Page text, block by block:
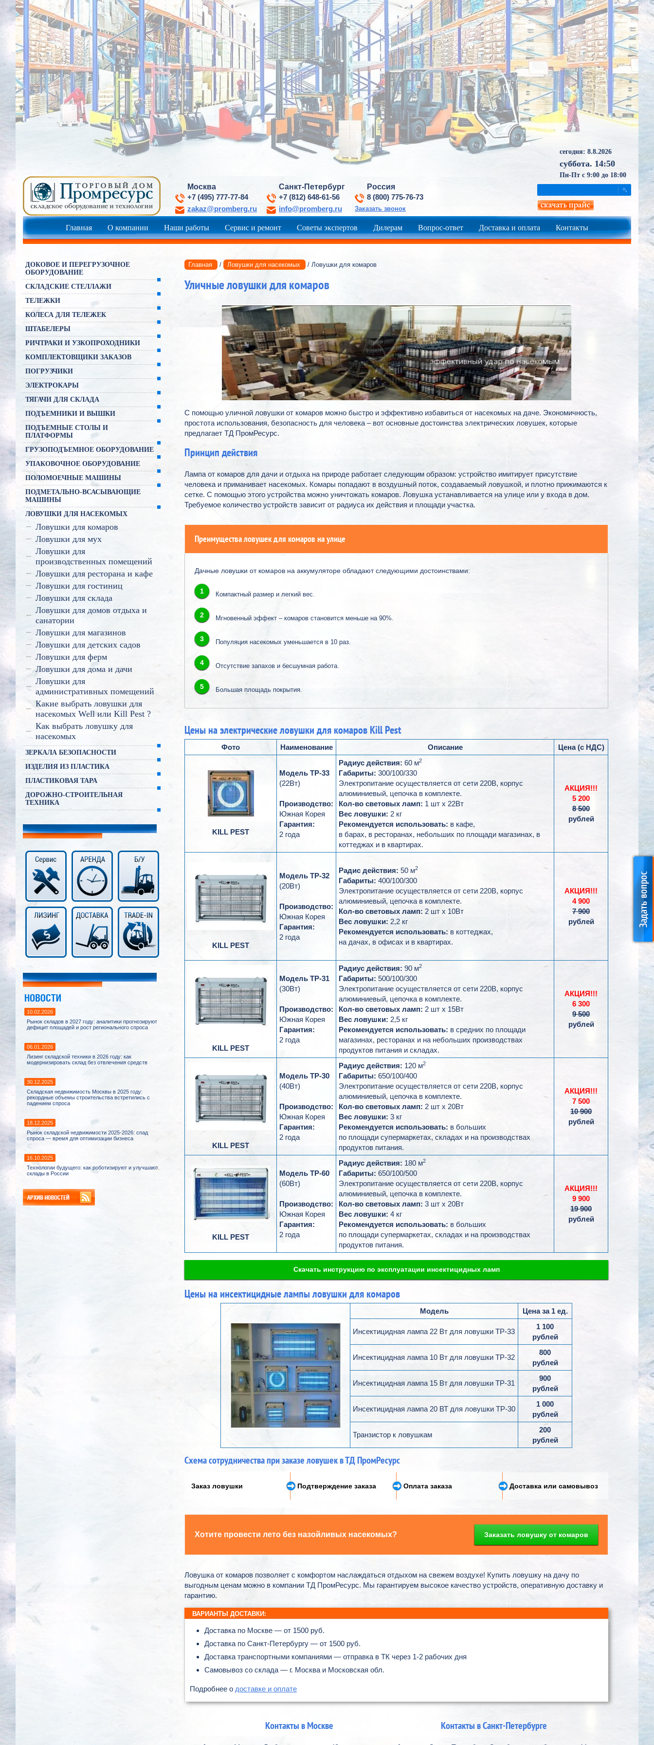
Москва
+7 (495) 777-77-84
zakaz@promberg.ru
Санкт-Петербург
+7 (812) 648-61-56
info@promberg.ru
Россия
8 (800) 775-76-73
Заказать звонок
сегодня: 8.8.2026
суббота. 14:50
Пн-Пт с 9:00 до 18:00
Главная О компании Наши работы Сервис и ремонт Советы экспертов Дилерам Вопрос-ответ Доставка и оплата Контакты
ДОКОВОЕ И ПЕРЕГРУЗОЧНОЕ
ОБОРУДОВАНИЕ
СКЛАДСКИЕ СТЕЛЛАЖИ
ТЕЛЕЖКИ
КОЛЕСА ДЛЯ ТЕЛЕЖЕК
ШТАБЕЛЕРЫ
РИЧТРАКИ И УЗКОПРОХОДНИКИ
КОМПЛЕКТОВЩИКИ ЗАКАЗОВ
ПОГРУЗЧИКИ
ЭЛЕКТРОКАРЫ
ТЯГАЧИ ДЛЯ СКЛАДА
ПОДЪЕМНИКИ И ВЫШКИ
ПОДЪЕМНЫЕ СТОЛЫ И
ПЛАТФОРМЫ
ГРУЗОПОДЪЕМНОЕ ОБОРУДОВАНИЕ
УПАКОВОЧНОЕ ОБОРУДОВАНИЕ
ПОЛОМОЕЧНЫЕ МАШИНЫ
ПОДМЕТАЛЬНО-ВСАСЫВАЮЩИЕ
МАШИНЫ
ЛОВУШКИ ДЛЯ НАСЕКОМЫХ
Ловушки для комаров
Ловушки для мух
Ловушки для
производственных помещений
Ловушки для ресторана и кафе
Ловушки для гостиниц
Ловушки для склада
Ловушки для домов отдыха и
санатории
Ловушки для магазинов
Ловушки для детских садов
Ловушки для ферм
Ловушки для дома и дачи
Ловушки для
административных помещений
Какие выбрать ловушки для
насекомых Well или Kill Pest ?
Как выбрать ловушку для
насекомых
ЗЕРКАЛА БЕЗОПАСНОСТИ
ИЗДЕЛИЯ ИЗ ПЛАСТИКА
ПЛАСТИКОВАЯ ТАРА
ДОРОЖНО-СТРОИТЕЛЬНАЯ
ТЕХНИКА
10.02.2026
Рынок складов в 2027 году: аналитики прогнозируют
дефицит площадей и рост регионального спроса
06.01.2026
Лизинг складской техники в 2026 году: как
модернизировать склад без отвлечения средств
30.12.2025
Складская недвижимость Москвы в 2025 году:
рекордные объемы строительства встретились с
падением спроса
18.12.2025
Рынок складской недвижимости 2025-2026: спад
спроса — время для оптимизации бизнеса
16.10.2025
Технологии будущего: как роботизируют и улучшают
склады в России
Главная / Ловушки для насекомых / Ловушки для комаров
Уличные ловушки для комаров
С помощью уличной ловушки от комаров можно быстро и эффективно избавиться от насекомых на даче. Экономичность,
простота использования, безопасность для человека – вот основные достоинства электрических ловушек, которые
предлагает ТД ПромРесурс.
Принцип действия
Лампа от комаров для дачи и отдыха на природе работает следующим образом: устройство имитирует присутствие
человека и приманивает насекомых. Комары попадают в воздушный поток, создаваемый ловушкой, и плотно прижимаются к
сетке. С помощью этого устройства можно уничтожать комаров. Ловушка устанавливается на улице или у входа в дом.
Требуемое количество устройств зависит от радиуса их действия и площади участка.
Преимущества ловушек для комаров на улице
Дачные ловушки от комаров на аккумуляторе обладают следующими достоинствами:
1 Компактный размер и легкий вес.
2 Мгновенный эффект – комаров становится меньше на 90%.
3 Популяция насекомых уменьшается в 10 раз.
4 Отсутствие запахов и бесшумная работа.
5 Большая площадь покрытия.
Цены на электрические ловушки для комаров Kill Pest
Фото Наименование Описание Цена (с НДС)
KILL PEST
Модель ТР-33
(22Вт)
Производство:
Южная Корея
Гарантия:
2 года
Радиус действия: 60 м2
Габариты: 300/100/330
Электропитание осуществляется от сети 220В, корпус
алюминиевый, цепочка в комплекте.
Кол-во световых ламп: 1 шт х 22Вт
Вес ловушки: 2 кг
Рекомендуется использовать: в кафе,
в барах, в ресторанах, небольших по площади магазинах, в
коттеджах и в квартирах.
АКЦИЯ!!!
5 200
8 500
рублей
KILL PEST
Модель ТР-32
(20Вт)
Производство:
Южная Корея
Гарантия:
2 года
Радис действия: 50 м2
Габариты: 400/100/300
Электропитание осуществляется от сети 220В, корпус
алюминиевый, цепочка в комплекте.
Кол-во световых ламп: 2 шт х 10Вт
Вес ловушки: 2,2 кг
Рекомендуется использовать: в коттеджах,
на дачах, в офисах и в квартирах.
АКЦИЯ!!!
4 900
7 900
рублей
KILL PEST
Модель ТР-31
(30Вт)
Производство:
Южная Корея
Гарантия:
2 года
Радиус действия: 90 м2
Габариты: 500/100/300
Электропитание осуществляется от сети 220В, корпус
алюминиевый, цепочка в комплекте.
Кол-во световых ламп: 2 шт х 15Вт
Вес ловушки: 2,5 кг
Рекомендуется использовать: в средних по площади
магазинах, ресторанах и на небольших производствах
продуктов питания и складах.
АКЦИЯ!!!
6 300
9 500
рублей
KILL PEST
Модель ТР-30
(40Вт)
Производство:
Южная Корея
Гарантия:
2 года
Радиус действия: 120 м2
Габариты: 650/100/400
Электропитание осуществляется от сети 220В, корпус
алюминиевый, цепочка в комплекте.
Кол-во световых ламп: 2 шт х 20Вт
Вес ловушки: 3 кг
Рекомендуется использовать: в больших
по площади супермаркетах, складах и на производствах
продуктов питания.
АКЦИЯ!!!
7 500
10 900
рублей
KILL PEST
Модель ТР-60
(60Вт)
Производство:
Южная Корея
Гарантия:
2 года
Радиус действия: 180 м2
Габариты: 650/100/500
Электропитание осуществляется от сети 220В, корпус
алюминиевый, цепочка в комплекте.
Кол-во световых ламп: 3 шт х 20Вт
Вес ловушки: 4 кг
Рекомендуется использовать: в больших
по площади супермаркетах, складах и на производствах
продуктов питания.
АКЦИЯ!!!
9 900
19 900
рублей
Скачать инструкцию по эксплуатации инсектицидных ламп
Цены на инсектицидные лампы ловушки для комаров
Модель Цена за 1 ед.
Инсектицидная лампа 22 Вт для ловушки ТР-33
1 100
рублей
Инсектицидная лампа 10 Вт для ловушки ТР-32
800
рублей
Инсектицидная лампа 15 Вт для ловушки ТР-31
900
рублей
Инсектицидная лампа 20 ВТ для ловушки ТР-30
1 000
рублей
Транзистор к ловушкам
200
рублей
Схема сотрудничества при заказе ловушек в ТД ПромРесурс
Заказ ловушки Подтверждение заказа Оплата заказа Доставка или самовывоз
Хотите провести лето без назойливых насекомых? Заказать ловушку от комаров
Ловушка от комаров позволяет с комфортом наслаждаться отдыхом на свежем воздухе! Купить ловушку на дачу по
выгодным ценам можно в компании ТД ПромРесурс. Мы гарантируем высокое качество устройств, оперативную доставку и
гарантию.
ВАРИАНТЫ ДОСТАВКИ:
Доставка по Москве — от 1500 руб.
Доставка по Санкт-Петербургу — от 1500 руб.
Доставка транспортными компаниями — отправка в ТК через 1-2 рабочих дня
Самовывоз со склада — г. Москва и Московская обл.
Подробнее о доставке и оплате
Контакты в Москве Контакты в Санкт-Петербурге